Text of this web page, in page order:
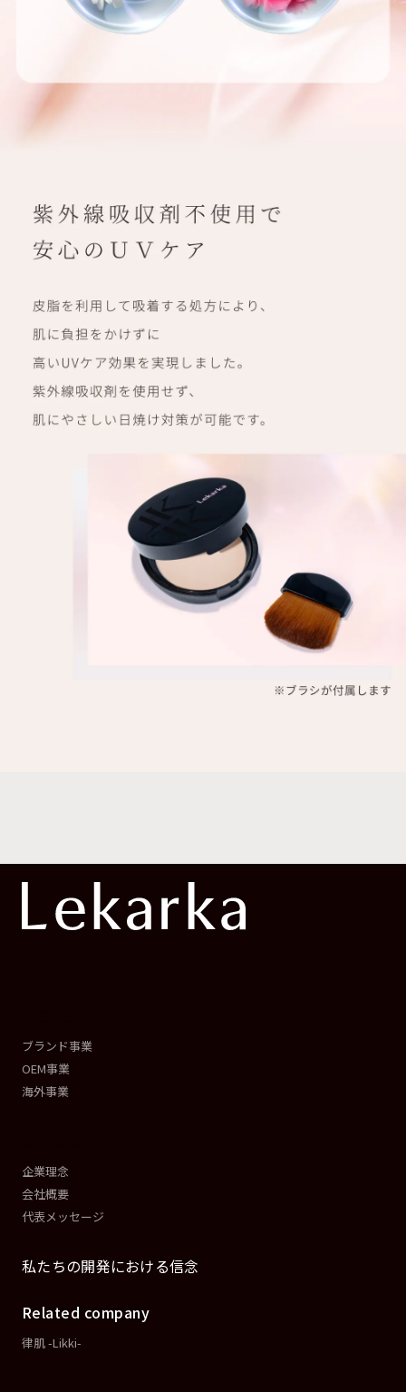
ブランド事業
OEM事業
海外事業
企業理念
会社概要
代表メッセージ
私たちの開発における信念
Related company
律肌 -Likki-